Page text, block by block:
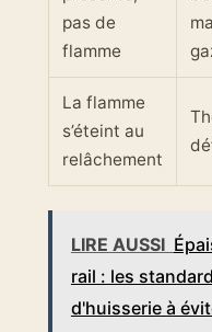
pas de
flamme
La flamme
s’éteint au
relâchement
LIRE AUSSI
rail : les
d'huisserie à